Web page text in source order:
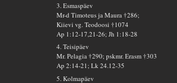
3. Esmaspäev
Mr-d Timoteus ja Maura †286;
Kiievi vg. Teodoosi †1074
Ap 1:12-17,21-26; Jh 1:18-28
4. Teisipäev
Mr. Pelagia †290; pskmr. Erasm †303
Ap 2:14-21; Lk 24.12-35
5. Kolmapäev